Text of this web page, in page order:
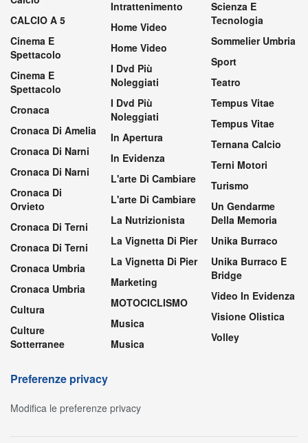
CALCIO A 5
Cinema E
Spettacolo
Cinema E
Spettacolo
Cronaca
Cronaca Di Amelia
Cronaca Di Narni
Cronaca Di Narni
Cronaca Di
Orvieto
Cronaca Di Terni
Cronaca Di Terni
Cronaca Umbria
Cronaca Umbria
Cultura
Culture
Sotterranee
Intrattenimento
Home Video
Home Video
I Dvd Più
Noleggiati
I Dvd Più
Noleggiati
In Apertura
In Evidenza
L'arte Di Cambiare
L'arte Di Cambiare
La Nutrizionista
La Vignetta Di Pier
La Vignetta Di Pier
Marketing
MOTOCICLISMO
Musica
Musica
Scienza E
Tecnologia
Sommelier Umbria
Sport
Teatro
Tempus Vitae
Tempus Vitae
Ternana Calcio
Terni Motori
Turismo
Un Gendarme
Della Memoria
Unika Burraco
Unika Burraco E
Bridge
Video In Evidenza
Visione Olistica
Volley
Preferenze privacy
Modifica le preferenze privacy